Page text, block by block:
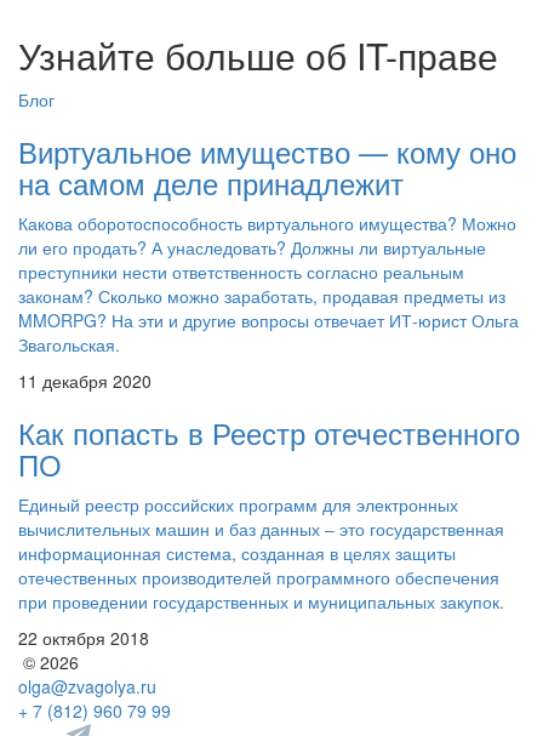
Узнайте больше об IT-праве
Блог
Виртуальное имущество — кому оно
на самом деле принадлежит
Какова оборотоспособность виртуального имущества? Можно
ли его продать? А унаследовать? Должны ли виртуальные
преступники нести ответственность согласно реальным
законам? Сколько можно заработать, продавая предметы из
MMORPG? На эти и другие вопросы отвечает ИТ-юрист Ольга
Звагольская.
11 декабря 2020
Как попасть в Реестр отечественного
ПО
Единый реестр российских программ для электронных
вычислительных машин и баз данных – это государственная
информационная система, созданная в целях защиты
отечественных производителей программного обеспечения
при проведении государственных и муниципальных закупок.
22 октября 2018
© 2026
olga@zvagolya.ru
+ 7 (812) 960 79 99